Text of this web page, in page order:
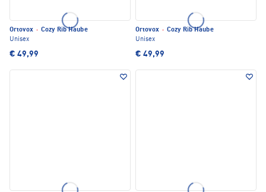
Ortovox · Cozy Rib Haube
Unisex
€ 49,99
Ortovox · Cozy Rib Haube
Unisex
€ 49,99